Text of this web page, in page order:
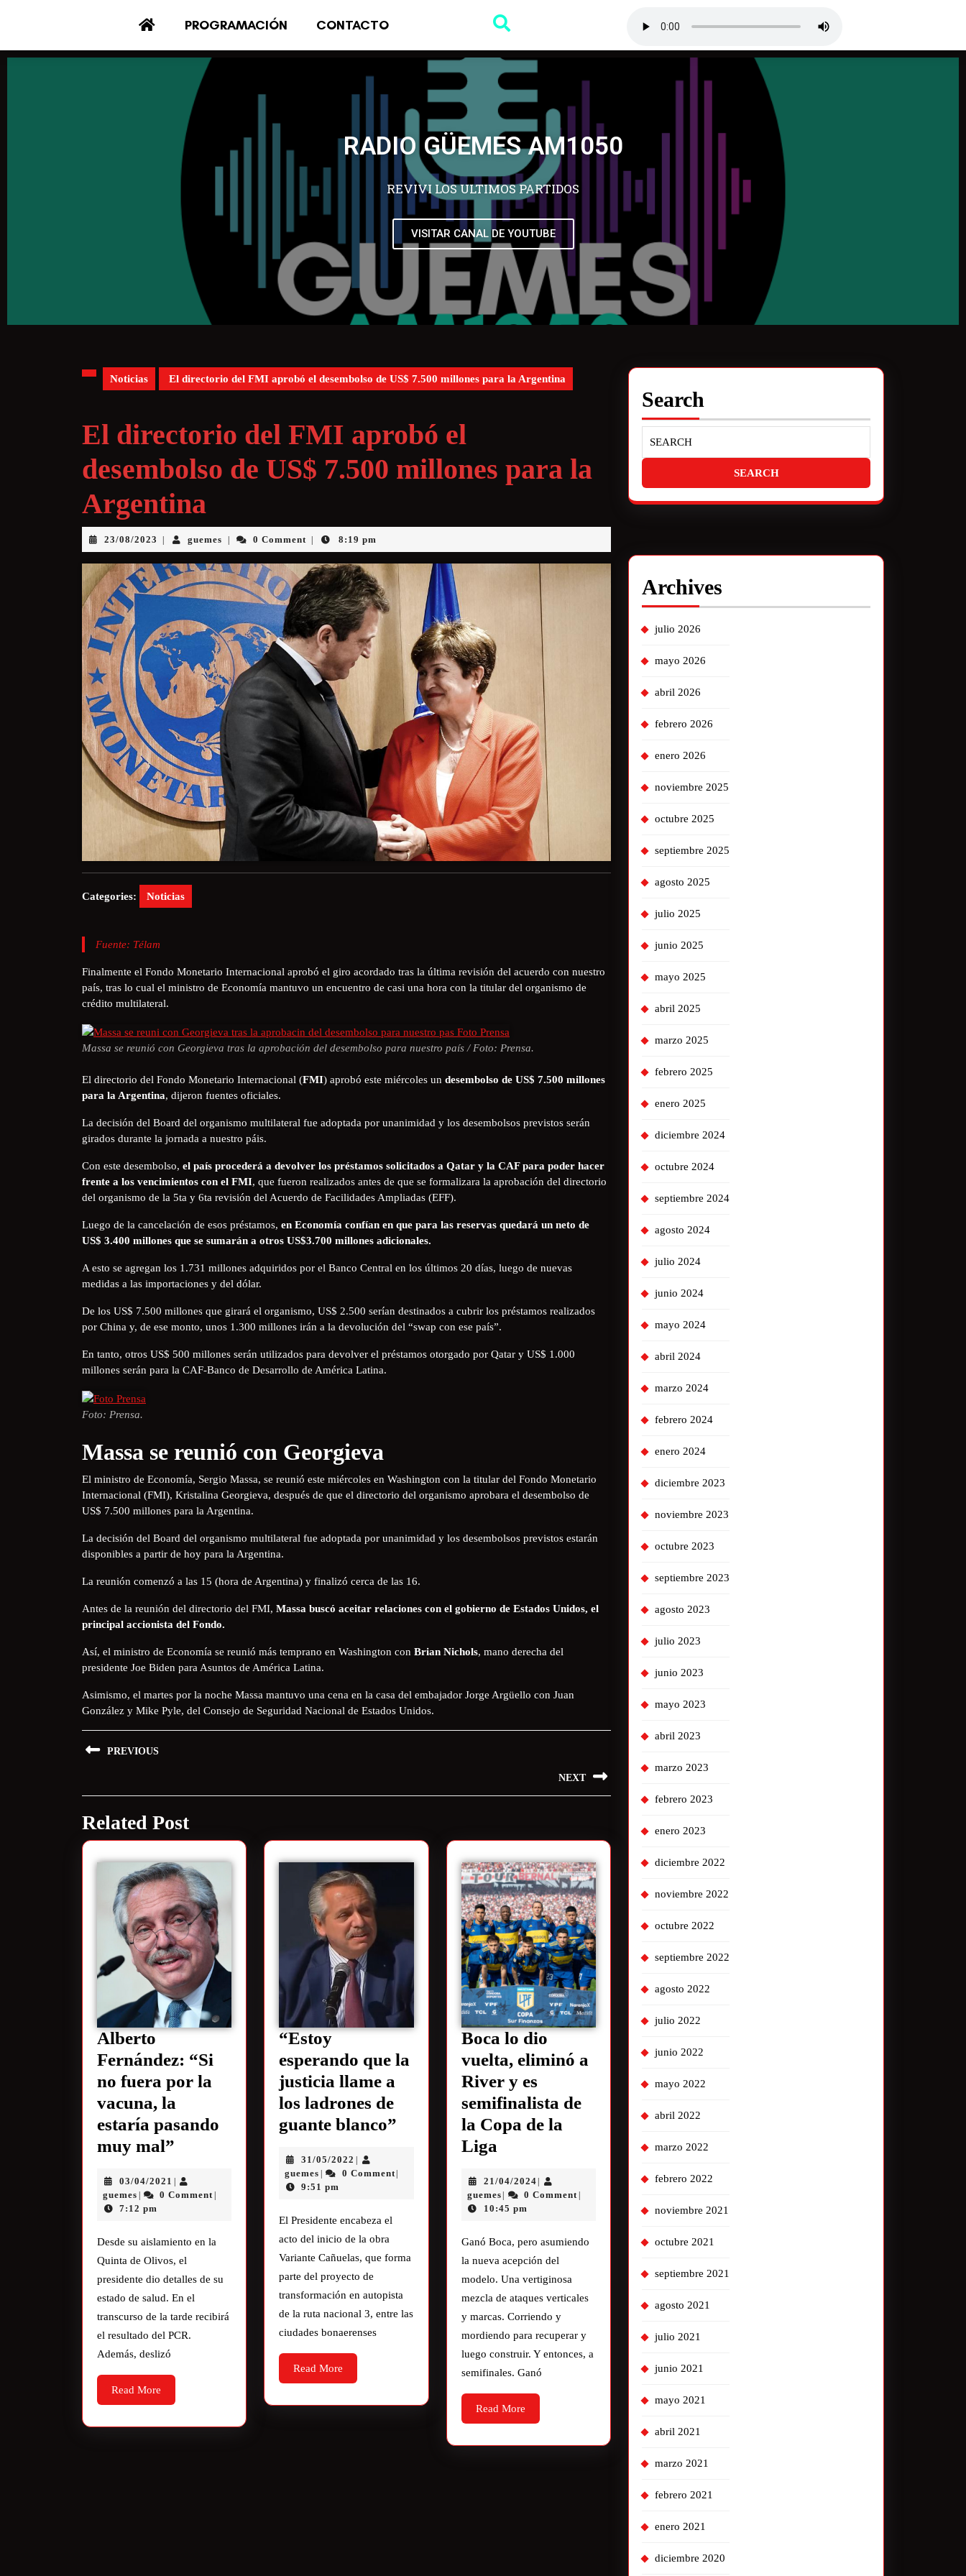
PROGRAMACIÓN CONTACTO
RADIO GÜEMES AM1050
REVIVI LOS ULTIMOS PARTIDOS
VISITAR CANAL DE YOUTUBE
Noticias El directorio del FMI aprobó el desembolso de US$ 7.500 millones para la Argentina
El directorio del FMI aprobó el
desembolso de US$ 7.500 millones para la
Argentina
23/08/2023 guemes 0 Comment 8:19 pm
Categories: Noticias
Fuente: Télam
Finalmente el Fondo Monetario Internacional aprobó el giro acordado tras la última revisión del acuerdo con nuestro
país, tras lo cual el ministro de Economía mantuvo un encuentro de casi una hora con la titular del organismo de
crédito multilateral.
Massa se reunió con Georgieva tras la aprobación del desembolso para nuestro país / Foto: Prensa.
El directorio del Fondo Monetario Internacional (FMI) aprobó este miércoles un desembolso de US$ 7.500 millones
para la Argentina, dijeron fuentes oficiales.
La decisión del Board del organismo multilateral fue adoptada por unanimidad y los desembolsos previstos serán
girados durante la jornada a nuestro páis.
Con este desembolso, el país procederá a devolver los préstamos solicitados a Qatar y la CAF para poder hacer
frente a los vencimientos con el FMI, que fueron realizados antes de que se formalizara la aprobación del directorio
del organismo de la 5ta y 6ta revisión del Acuerdo de Facilidades Ampliadas (EFF).
Luego de la cancelación de esos préstamos, en Economía confían en que para las reservas quedará un neto de
US$ 3.400 millones que se sumarán a otros US$3.700 millones adicionales.
A esto se agregan los 1.731 millones adquiridos por el Banco Central en los últimos 20 días, luego de nuevas
medidas a las importaciones y del dólar.
De los US$ 7.500 millones que girará el organismo, US$ 2.500 serían destinados a cubrir los préstamos realizados
por China y, de ese monto, unos 1.300 millones irán a la devolución del “swap con ese país”.
En tanto, otros US$ 500 millones serán utilizados para devolver el préstamos otorgado por Qatar y US$ 1.000
millones serán para la CAF-Banco de Desarrollo de América Latina.
Foto: Prensa.
Massa se reunió con Georgieva
El ministro de Economía, Sergio Massa, se reunió este miércoles en Washington con la titular del Fondo Monetario
Internacional (FMI), Kristalina Georgieva, después de que el directorio del organismo aprobara el desembolso de
US$ 7.500 millones para la Argentina.
La decisión del Board del organismo multilateral fue adoptada por unanimidad y los desembolsos previstos estarán
disponibles a partir de hoy para la Argentina.
La reunión comenzó a las 15 (hora de Argentina) y finalizó cerca de las 16.
Antes de la reunión del directorio del FMI, Massa buscó aceitar relaciones con el gobierno de Estados Unidos, el
principal accionista del Fondo.
Así, el ministro de Economía se reunió más temprano en Washington con Brian Nichols, mano derecha del
presidente Joe Biden para Asuntos de América Latina.
Asimismo, el martes por la noche Massa mantuvo una cena en la casa del embajador Jorge Argüello con Juan
González y Mike Pyle, del Consejo de Seguridad Nacional de Estados Unidos.
PREVIOUS
NEXT
Related Post
Alberto
Fernández: “Si
no fuera por la
vacuna, la
estaría pasando
muy mal”
03/04/2021
guemes 0 Comment
7:12 pm
Desde su aislamiento en la
Quinta de Olivos, el
presidente dio detalles de su
estado de salud. En el
transcurso de la tarde recibirá
el resultado del PCR.
Además, deslizó
Read More
“Estoy
esperando que la
justicia llame a
los ladrones de
guante blanco”
31/05/2022
guemes 0 Comment
9:51 pm
El Presidente encabeza el
acto del inicio de la obra
Variante Cañuelas, que forma
parte del proyecto de
transformación en autopista
de la ruta nacional 3, entre las
ciudades bonaerenses
Read More
Boca lo dio
vuelta, eliminó a
River y es
semifinalista de
la Copa de la
Liga
21/04/2024
guemes 0 Comment
10:45 pm
Ganó Boca, pero asumiendo
la nueva acepción del
modelo. Una vertiginosa
mezcla de ataques verticales
y marcas. Corriendo y
mordiendo para recuperar y
luego construir. Y entonces, a
semifinales. Ganó
Read More
Search
Archives
julio 2026
mayo 2026
abril 2026
febrero 2026
enero 2026
noviembre 2025
octubre 2025
septiembre 2025
agosto 2025
julio 2025
junio 2025
mayo 2025
abril 2025
marzo 2025
febrero 2025
enero 2025
diciembre 2024
octubre 2024
septiembre 2024
agosto 2024
julio 2024
junio 2024
mayo 2024
abril 2024
marzo 2024
febrero 2024
enero 2024
diciembre 2023
noviembre 2023
octubre 2023
septiembre 2023
agosto 2023
julio 2023
junio 2023
mayo 2023
abril 2023
marzo 2023
febrero 2023
enero 2023
diciembre 2022
noviembre 2022
octubre 2022
septiembre 2022
agosto 2022
julio 2022
junio 2022
mayo 2022
abril 2022
marzo 2022
febrero 2022
noviembre 2021
octubre 2021
septiembre 2021
agosto 2021
julio 2021
junio 2021
mayo 2021
abril 2021
marzo 2021
febrero 2021
enero 2021
diciembre 2020